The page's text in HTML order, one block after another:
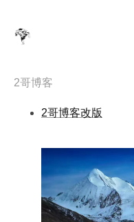
2哥博客
2哥博客改版